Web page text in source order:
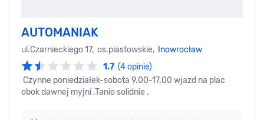
AUTOMANIAK
ul.Czarnieckiego 17, os.piastowskie,
Inowrocław
1.7 (4 opinie)
Czynne poniedziałek-sobota 9.00-17.00 wjazd na plac
obok dawnej myjni .Tanio solidnie .